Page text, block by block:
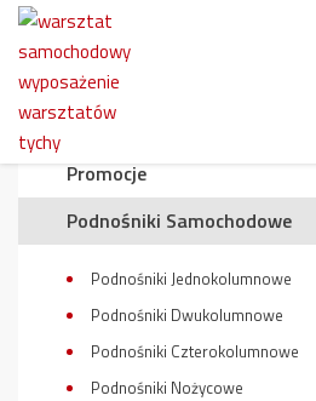
Wyposażenie warsztatu
Promocje
Podnośniki Samochodowe
Podnośniki Jednokolumnowe
Podnośniki Dwukolumnowe
Podnośniki Czterokolumnowe
Podnośniki Nożycowe